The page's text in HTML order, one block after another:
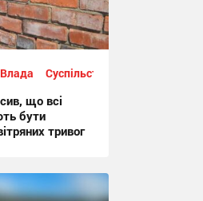
Влада Суспільство
що всі
бути
тривог